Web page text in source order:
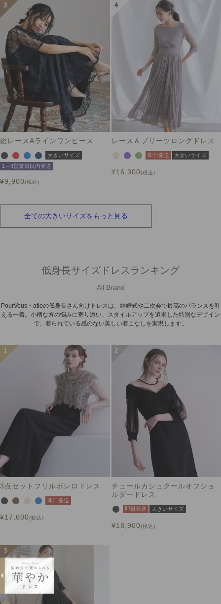
総レースAラインワンピース
大きいサイズ
1～3営業日以内発送
¥9,900 税込
レース＆プリーツロングドレス
即日発送 大きいサイズ
¥16,300 税込
全ての大きいサイズをもっと見る
低身長サイズドレスランキング
All Brand
PourVous・atloの低身長さん向けドレスは、結婚式や二次会で最高のバランスを叶
える一着。小柄な方の悩みに寄り添い、スタイルアップを追求した特別なデザイン
で、着られている感のない美しい着こなしを実現します。
3点セットフリルボレロドレス
即日発送
¥17,600 税込
チュールカシュクールオフショ
ルダードレス
即日発送 大きいサイズ
¥18,900 税込